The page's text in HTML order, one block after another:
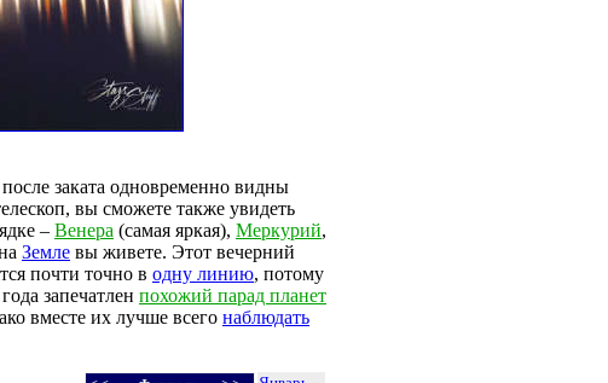
заката одновременно видны
вы сможете также увидеть
– Венера (самая яркая), Меркурий,
Земле вы живете. Этот вечерний
почти точно в одну линию, потому
запечатлен похожий парад планет
вместе их лучше всего наблюдать